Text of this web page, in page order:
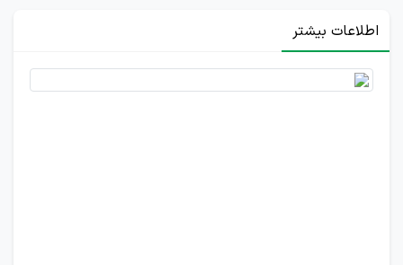
اطلاعات بیشتر
عدم